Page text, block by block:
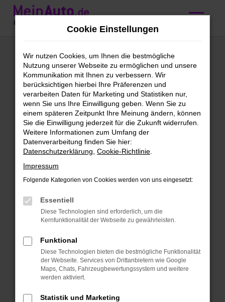
Zum
Hauptinhalt
Mercedes-Benz A
180
Gebrauchtwagen
kaufen, leasen oder
finanzieren
Gebrauchtwagen –
vertrauensvoll bei MeinAuto
Gebrauchtwagen kaufen
Bei MeinAuto Gebrauchtwagen finden
Mercedes-Benz A 180 Gebrauchtwagen
zu attraktiven Preisen. Wir stehen für
Transparenz, Sicherheit und Qualität,
verlassen können, das Sie über viele
Cookie Einstellungen
Wir nutzen Cookies, um Ihnen die bestmögliche
Nutzung unserer Webseite zu ermöglichen und unsere
Kommunikation mit Ihnen zu verbessern. Wir
berücksichtigen hierbei Ihre Präferenzen und
verarbeiten Daten für Marketing und Statistiken nur,
wenn Sie uns Ihre Einwilligung geben. Wenn Sie zu
einem späteren Zeitpunkt Ihre Meinung ändern, können
Sie die Einwilligung jederzeit für die Zukunft widerrufen.
Weitere Informationen zum Umfang der
Datenverarbeitung finden Sie hier:
Datenschutzerklärung Cookie-Richtlinie
Impressum
Folgende Kategorien von Cookies werden von uns eingesetzt:
Essentiell
Diese Technologien sind erforderlich, um die
Kernfunktionalität der Webseite zu gewährleisten.
Funktional
Diese Technologien bieten die bestmögliche Funktionalität
der Webseite. Services von Drittanbietern wie Google
Maps, Chats, Fahrzeugbewertungssystem und weitere
werden aktiviert.
Statistik und Marketing